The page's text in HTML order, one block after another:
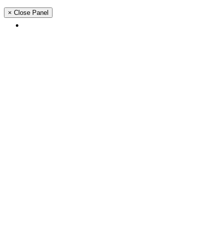
× Close Panel